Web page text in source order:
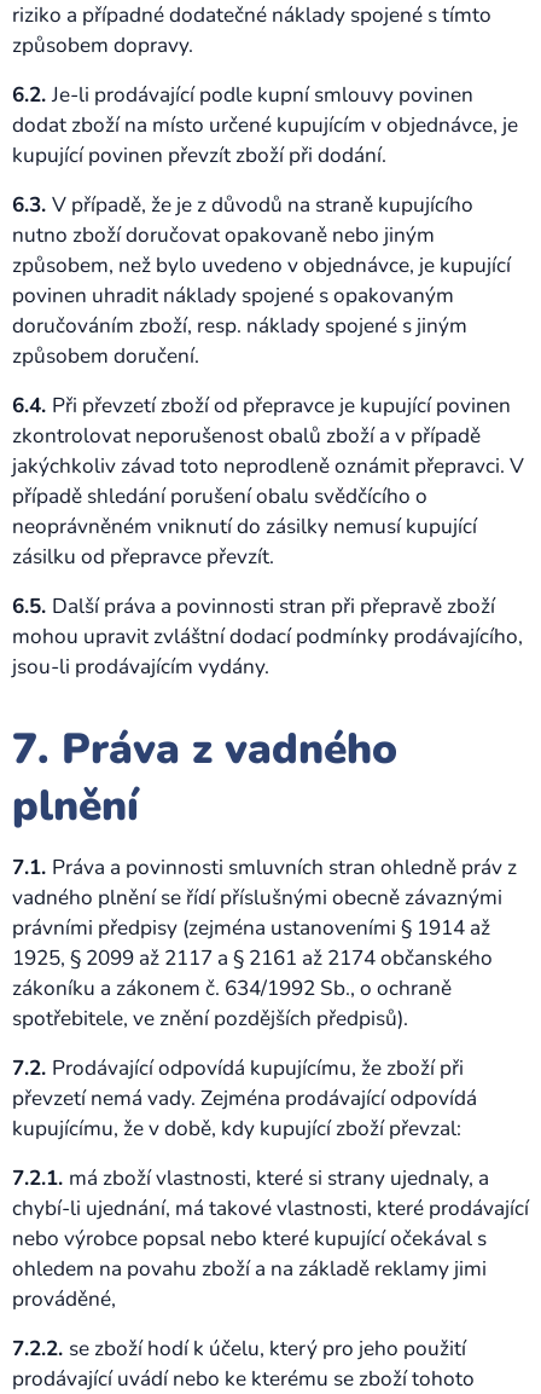
riziko a případné dodatečné náklady spojené s tímto
způsobem dopravy.
6.2.Je-li prodávající podle kupní smlouvy povinen
dodat zboží na místo určené kupujícím v objednávce, je
kupující povinen převzít zboží při dodání.
6.3. V případě, že je z důvodů na straně kupujícího
nutno zboží doručovat opakovaně nebo jiným
způsobem, než bylo uvedeno v objednávce, je kupující
povinen uhradit náklady spojené s opakovaným
doručováním zboží, resp. náklady spojené s jiným
způsobem doručení.
6.4. Při převzetí zboží od přepravce je kupující povinen
zkontrolovat neporušenost obalů zboží a v případě
jakýchkoliv závad toto neprodleně oznámit přepravci. V
případě shledání porušení obalu svědčícího o
neoprávněném vniknutí do zásilky nemusí kupující
zásilku od přepravce převzít.
6.5. Další práva a povinnosti stran při přepravě zboží
mohou upravit zvláštní dodací podmínky prodávajícího,
jsou-li prodávajícím vydány.
7. Práva z vadného
plnění
7.1. Práva a povinnosti smluvních stran ohledně práv z
vadného plnění se řídí příslušnými obecně závaznými
právními předpisy (zejména ustanoveními § 1914 až
1925, § 2099 až 2117 a § 2161 až 2174 občanského
zákoníku a zákonem č. 634/1992 Sb., o ochraně
spotřebitele, ve znění pozdějších předpisů).
7.2. Prodávající odpovídá kupujícímu, že zboží při
převzetí nemá vady. Zejména prodávající odpovídá
kupujícímu, že v době, kdy kupující zboží převzal:
7.2.1. má zboží vlastnosti, které si strany ujednaly, a
chybí-li ujednání, má takové vlastnosti, které prodávající
nebo výrobce popsal nebo které kupující očekával s
ohledem na povahu zboží a na základě reklamy jimi
prováděné,
7.2.2. se zboží hodí k účelu, který pro jeho použití
prodávající uvádí nebo ke kterému se zboží tohoto